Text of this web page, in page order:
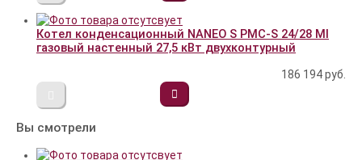
Котел конденсационный NANEO S PMC-S 24/28 MI
газовый настенный 27,5 кВт двухконтурный
186 194руб.
Вы смотрели